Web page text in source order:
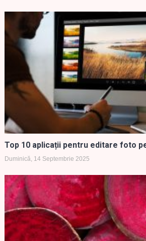
Top 10 aplicații pentru editare foto
Duminică, 14 Septembrie 2025